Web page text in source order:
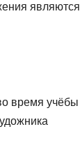
являются
время учёбы